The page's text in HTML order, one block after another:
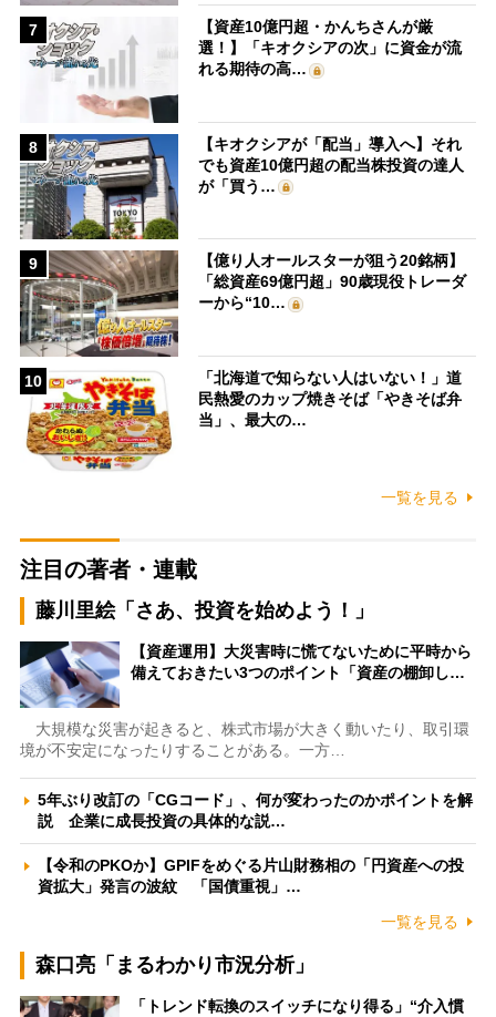
7
【資産10億円超・かんちさんが厳
選！】「キオクシアの次」に資金が流
れる期待の高…
8
【キオクシアが「配当」導入へ】それ
でも資産10億円超の配当株投資の達人
が「買う…
9
【億り人オールスターが狙う20銘柄】
「総資産69億円超」90歳現役トレーダ
ーから“10…
10
「北海道で知らない人はいない！」道
民熱愛のカップ焼きそば「やきそば弁
当」、最大の…
一覧を見る
注目の著者・連載
藤川里絵「さあ、投資を始めよう！」
【資産運用】大災害時に慌てないために平時から
備えておきたい3つのポイント「資産の棚卸し…
大規模な災害が起きると、株式市場が大きく動いたり、取引環
境が不安定になったりすることがある。一方…
5年ぶり改訂の「CGコード」、何が変わったのかポイントを解
説 企業に成長投資の具体的な説…
【令和のPKOか】GPIFをめぐる片山財務相の「円資産への投
資拡大」発言の波紋 「国債重視」…
一覧を見る
森口亮「まるわかり市況分析」
「トレンド転換のスイッチになり得る」“介入慣